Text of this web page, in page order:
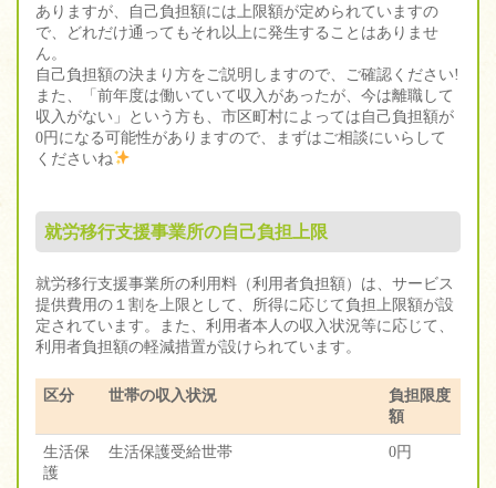
ありますが、自己負担額には上限額が定められていますの
で、どれだけ通ってもそれ以上に発生することはありませ
ん。
自己負担額の決まり方をご説明しますので、ご確認ください!
また、「前年度は働いていて収入があったが、今は離職して
収入がない」という方も、市区町村によっては自己負担額が
0円になる可能性がありますので、まずはご相談にいらして
くださいね
就労移行支援事業所の自己負担上限
就労移行支援事業所の利用料（利用者負担額）は、サービス
提供費用の１割を上限として、所得に応じて負担上限額が設
定されています。また、利用者本人の収入状況等に応じて、
利用者負担額の軽減措置が設けられています。
区分 世帯の収入状況
負担限度
額
生活保
護
生活保護受給世帯 0円